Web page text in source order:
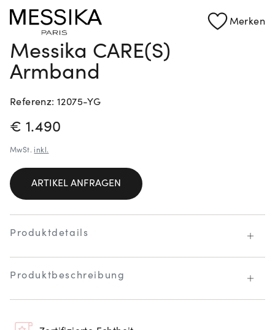
Merken
Messika CARE(S)
Armband
Referenz: 12075-YG
PREISINFORMATIONEN
€ 1.490
MwSt. inkl.
ARTIKEL ANFRAGEN
Produktdetails
Produktbeschreibung